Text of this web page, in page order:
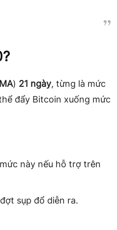
) 21 ngày, từng là mức
đẩy Bitcoin xuống mức
này nếu hỗ trợ trên
sụp đổ diễn ra.